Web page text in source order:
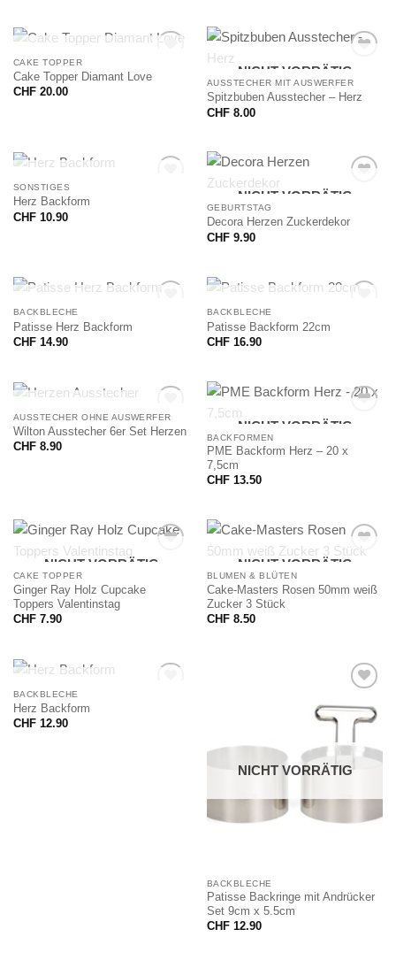
NICHT VORRÄTIG
CAKE TOPPER
Cake Topper Diamant Love
CHF20.00
NICHT VORRÄTIG
AUSSTECHER MIT AUSWERFER
Spitzbuben Ausstecher – Herz
CHF8.00
NICHT VORRÄTIG
SONSTIGES
Herz Backform
CHF10.90
NICHT VORRÄTIG
GEBURTSTAG
Decora Herzen Zuckerdekor
CHF9.90
NICHT VORRÄTIG
BACKBLECHE
Patisse Herz Backform
CHF14.90
NICHT VORRÄTIG
BACKBLECHE
Patisse Backform 22cm
CHF16.90
NICHT VORRÄTIG
AUSSTECHER OHNE AUSWERFER
Wilton Ausstecher 6er Set Herzen
CHF8.90
NICHT VORRÄTIG
BACKFORMEN
PME Backform Herz – 20 x
7,5cm
CHF13.50
NICHT VORRÄTIG
CAKE TOPPER
Ginger Ray Holz Cupcake
Toppers Valentinstag
CHF7.90
NICHT VORRÄTIG
BLUMEN & BLÜTEN
Cake-Masters Rosen 50mm weiß
Zucker 3 Stück
CHF8.50
NICHT VORRÄTIG
BACKBLECHE
Herz Backform
CHF12.90
NICHT VORRÄTIG
BACKBLECHE
Patisse Backringe mit Andrücker
Set 9cm x 5.5cm
CHF12.90